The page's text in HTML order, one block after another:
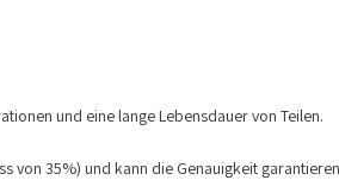
und eine lange Lebensdauer von Teilen.
von 35%) und kann die Genauigkeit